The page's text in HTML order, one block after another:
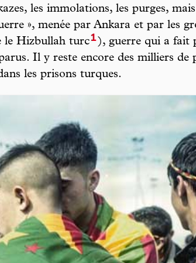
les immolations, les purges,
», menée par Ankara et par les
le Hizbullah turc1 ), guerre qui a fait
Il y reste encore des milliers de
les prisons turques.